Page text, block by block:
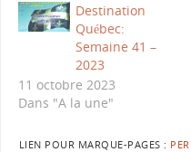
Destination
Québec:
Semaine 41 –
2023
11 octobre 2023
Dans "A la une"
LIEN POUR MARQUE-PAGES :